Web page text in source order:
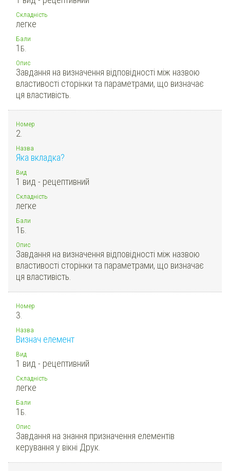
Складність
легке
Бали
1 Б.
Опис
Завдання на визначення відповідності між назвою
властивості сторінки та параметрами, що визначає
ця властивість.
Номер
2.
Назва
Яка вкладка?
Вид
1 вид - рецептивний
Складність
легке
Бали
1 Б.
Опис
Завдання на визначення відповідності між назвою
властивості сторінки та параметрами, що визначає
ця властивість.
Номер
3.
Назва
Визнач елемент
Вид
1 вид - рецептивний
Складність
легке
Бали
1 Б.
Опис
Завдання на знання призначення елементів
керування у вікні Друк.